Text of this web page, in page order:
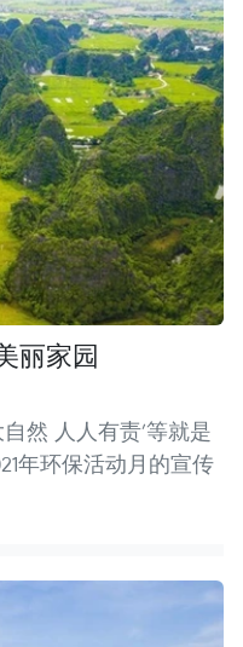
丽家园
然 人人有责’等就是
年环保活动月的宣传